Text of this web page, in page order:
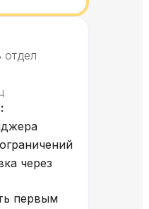
отдел
через
первым